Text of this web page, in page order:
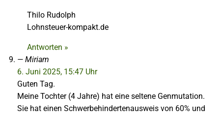
Thilo Rudolph
Lohnsteuer-kompakt.de
Antworten »
Miriam
6. Juni 2025, 15:47 Uhr
Guten Tag.
Meine Tochter (4 Jahre) hat eine seltene Genmutation.
Sie hat einen Schwerbehindertenausweis von 60% und